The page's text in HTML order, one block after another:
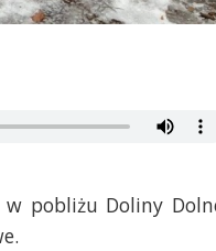
w pobliżu Doliny